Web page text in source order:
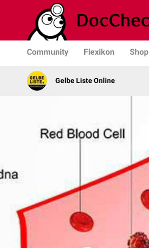
Community Flexikon Shop
Gelbe Liste Online